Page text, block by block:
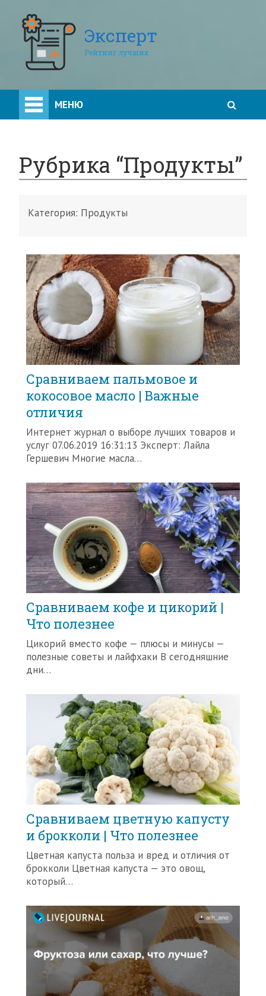
Эксперт
Рейтинг лучших
МЕНЮ
Рубрика “Продукты”
Категория: Продукты
Сравниваем пальмовое и
кокосовое масло | Важные
отличия
Интернет журнал о выборе лучших товаров и
услуг 07.06.2019 16:31:13 Эксперт: Лайла
Гершевич Многие масла…
Сравниваем кофе и цикорий |
Что полезнее
Цикорий вместо кофе — плюсы и минусы —
полезные советы и лайфхаки В сегодняшние
дни…
Сравниваем цветную капусту
и брокколи | Что полезнее
Цветная капуста польза и вред и отличия от
брокколи Цветная капуста — это овощ,
который…